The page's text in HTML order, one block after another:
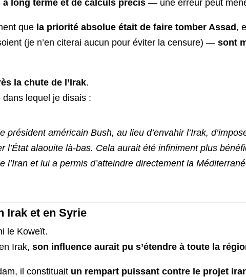
à long terme et de calculs précis — une erreur peut
que la priorité absolue était de faire tomber Assad ,
(je n’en citerai aucun pour éviter la censure) —sont
la chute de l’Irak.
dans lequel je disais :
américain Bush, au lieu d’envahir l’Irak,
l’État alaouite là-bas. Cela aurait été infiniment plus
l’Iran et lui a permis d’atteindre directement la
Irak et en Syrie
le Koweït.
Irak,son influence aurait pu s’étendre à toute la
il constituait un rempart puissant contre le projet